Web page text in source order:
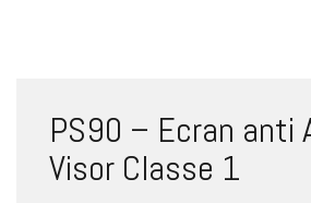
PS90 – Ecran anti
Visor Classe 1